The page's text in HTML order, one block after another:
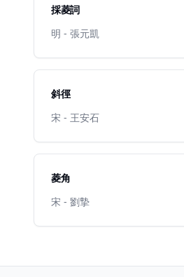
採菱詞
明 - 張元凱
斜徑
宋 - 王安石
菱角
宋 - 劉摯